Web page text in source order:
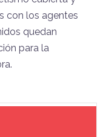
con los agentes
quedan
para la